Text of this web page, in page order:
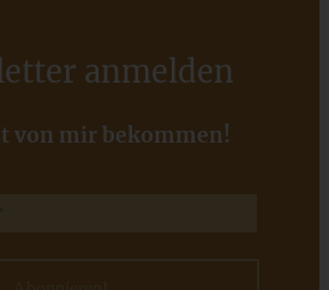
anmelden
von mir bekommen!